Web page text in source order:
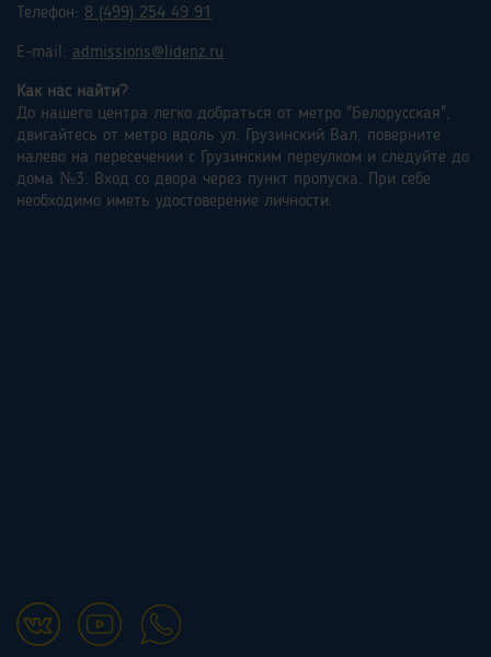
Телефон: 8 (499) 254 49 91
E-mail: admissions@lidenz.ru
Как нас найти?
До нашего центра легко добраться от метро "Белорусская",
двигайтесь от метро вдоль ул. Грузинский Вал, поверните
налево на пересечении с Грузинским переулком и следуйте до
дома №3. Вход со двора через пункт пропуска. При себе
необходимо иметь удостоверение личности.